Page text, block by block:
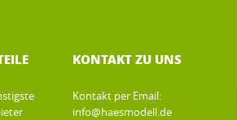
KONTAKT ZU UNS
Kontakt per Email:
info@haesmodell.de